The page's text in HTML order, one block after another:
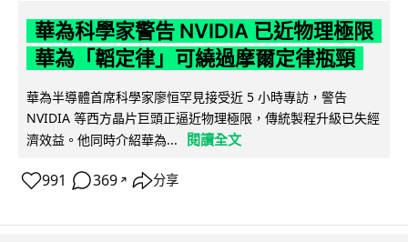
華為科學家警告 NVIDIA 已近物理極限
華為「韜定律」可繞過摩爾定律瓶頸
華為半導體首席科學家廖恒罕見接受近 5 小時專訪，警告
NVIDIA 等西方晶片巨頭正逼近物理極限，傳統製程升級已失經
濟效益。他同時介紹華為...
閱讀全文
991 369 ↗ 分享